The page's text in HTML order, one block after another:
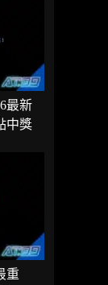
最新
中獎
重